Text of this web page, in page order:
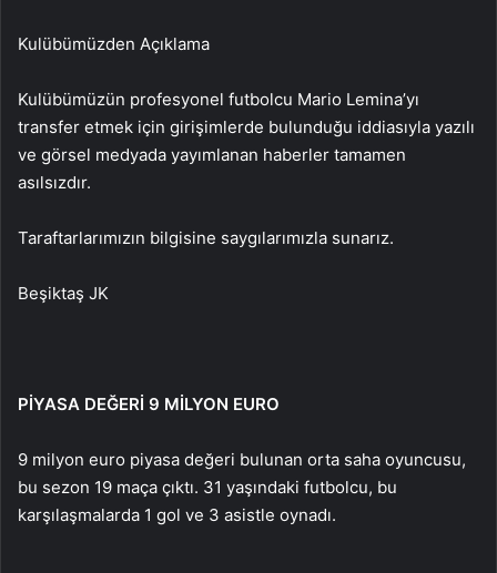
Kulübümüzden Açıklama
Kulübümüzün profesyonel futbolcu Mario Lemina’yı
transfer etmek için girişimlerde bulunduğu iddiasıyla yazılı
ve görsel medyada yayımlanan haberler tamamen
asılsızdır.
Taraftarlarımızın bilgisine saygılarımızla sunarız.
Beşiktaş JK
PİYASA DEĞERİ 9 MİLYON EURO
9 milyon euro piyasa değeri bulunan orta saha oyuncusu,
bu sezon 19 maça çıktı. 31 yaşındaki futbolcu, bu
karşılaşmalarda 1 gol ve 3 asistle oynadı.